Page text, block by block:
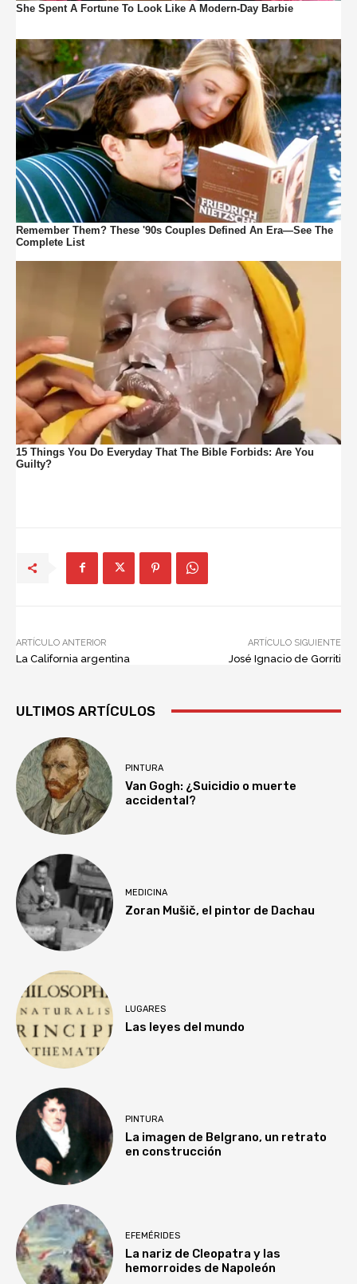
ARTÍCULO ANTERIOR
La California argentina
ARTÍCULO SIGUIENTE
José Ignacio de Gorriti
ULTIMOS ARTÍCULOS
PINTURA
Van Gogh: ¿Suicidio o muerte
accidental?
MEDICINA
Zoran Mušič, el pintor de Dachau
LUGARES
Las leyes del mundo
PINTURA
La imagen de Belgrano, un retrato
en construcción
EFEMÉRIDES
La nariz de Cleopatra y las
hemorroides de Napoleón